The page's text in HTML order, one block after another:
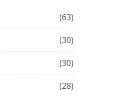
(63)
(30)
(30)
(28)